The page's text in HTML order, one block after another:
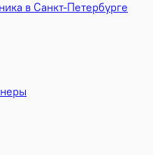
в Санкт-Петербурге